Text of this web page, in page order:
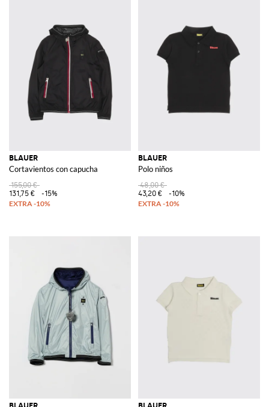
BLAUER
Cortavientos con capucha
155,00 €
131,75 €
-15%
BLAUER
Polo niños
48,00 €
43,20 €
-10%